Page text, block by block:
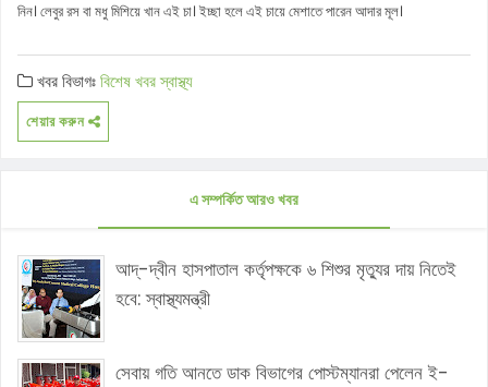
নিন। লেবুর রস বা মধু মিশিয়ে খান এই চা। ইচ্ছা হলে এই চায়ে মেশাতে পারেন আদার মূল।
খবর বিভাগঃবিশেষ খবরস্বাস্থ্য
শেয়ার করুন
এ সম্পর্কিত আরও খবর
আদ্-দ্বীন হাসপাতাল কর্তৃপক্ষকে ৬ শিশুর মৃত্যুর দায় নিতেই
হবে: স্বাস্থ্যমন্ত্রী
সেবায় গতি আনতে ডাক বিভাগের পোস্টম্যানরা পেলেন ই-